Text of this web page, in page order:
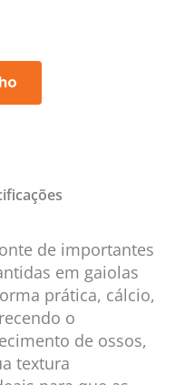
de importantes
em gaiolas
prática, cálcio,
o
de ossos,
textura